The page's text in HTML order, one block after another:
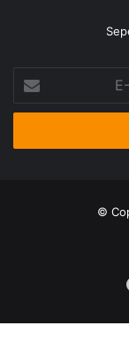
Posta
adresinizi
©